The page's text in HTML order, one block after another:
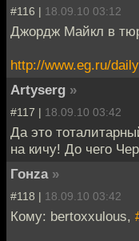
#116 | 18.09.10 03:12
Джордж Майкл в
http://www.eg.ru/
Artyserg »
#117 | 18.09.10 03:42
Да это
на кичу! До чего
Гонzа »
#118 | 18.09.10 03:42
Кому: bertoxxulous,